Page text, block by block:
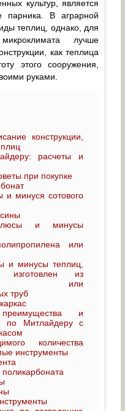
культур, является
парника. В аграрной
теплиц, однако, для
лучше
как теплица
этого сооружения,
руками.
конструкции,
расчеты и
при покупке
и минуся сотового
и минусы
или
и минусы теплиц,
изготовлен из
или
труб
и
по Митлайдеру с
количества
инструменты
поликарбоната